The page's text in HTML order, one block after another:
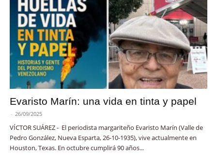
Evaristo Marín: una vida en tinta y papel
- 26/09/2025
VÍCTOR SUÁREZ - El periodista margariteño Evaristo Marín (Valle de
Pedro González, Nueva Esparta, 26-10-1935), vive actualmente en
Houston, Texas. En octubre cumplirá 90 años...